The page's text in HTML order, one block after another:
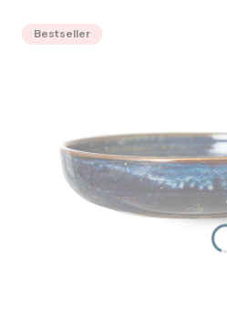
Bestseller